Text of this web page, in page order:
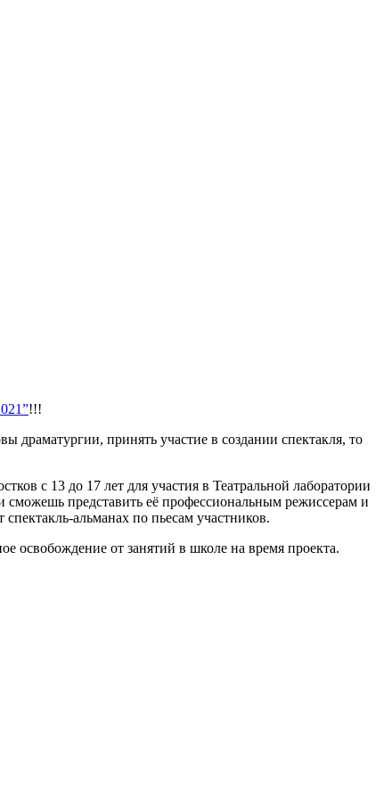
!!!
драматургии, принять участие в создании спектакля, то
с 13 до 17 лет для участия в Театральной лаборатории
представить её профессиональным режиссерам и
альманах по пьесам участников.
освобождение от занятий в школе на время проекта.